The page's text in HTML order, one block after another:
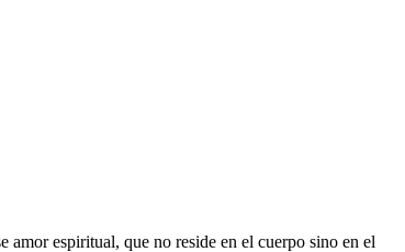
amor espiritual, que no reside en el cuerpo sino en el